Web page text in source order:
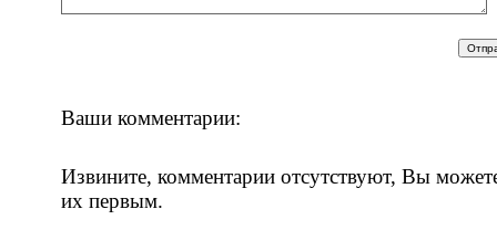
Ваши комментарии:
Извините, комментарии отсутствуют, Вы
их первым.